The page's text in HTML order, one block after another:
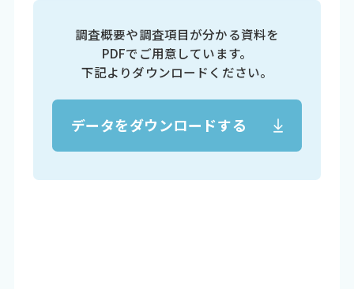
調査概要や調査項目が分かる資料を
PDFでご用意しています。
下記よりダウンロードください。
データをダウンロードする